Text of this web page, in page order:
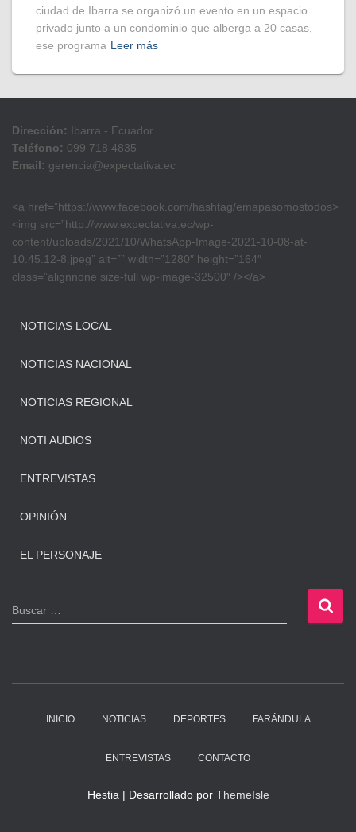
ciudad de Ibarra se organizó un evento en un espacio
privado junto a un condominio que alberga a 20 casas,
ese programa Leer más
Dirección: Ibarra - Ecuador
Teléfono: 099 718 4835
Email: gerencia@expectativa.ec
<a href=”https://www.facebook.com/hashtag/emapasomostodos>
<img src=”http://www.expectativa.ec/wp-
content/uploads/2021/10/WhatsApp-Image-2021-10-08-at-
10.45.12-8.jpeg” alt=”” width=”1280″ height=”164″
class=”alignnone size-full wp-image-32500″ /></a>
NOTICIAS LOCAL
NOTICIAS NACIONAL
NOTICIAS REGIONAL
NOTI AUDIOS
ENTREVISTAS
OPINIÓN
EL PERSONAJE
B
u
Buscar …
INICIO NOTICIAS DEPORTES FARÁNDULA
ENTREVISTAS CONTACTO
Hestia | Desarrollado por ThemeIsle